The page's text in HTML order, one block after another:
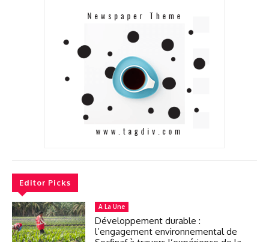
Editor Picks
A La Une
Développement durable :
l’engagement environnemental de